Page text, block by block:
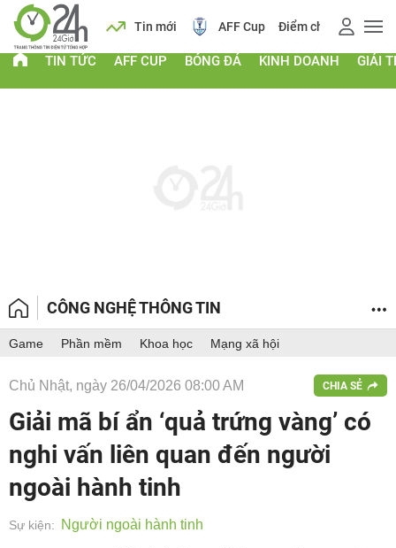
Lịch Tin mới AFF Cup Điểm chuẩn 2026
TIN TỨC AFF CUP BÓNG ĐÁ KINH DOANH GIẢI
CÔNG NGHỆ THÔNG TIN
Game Phần mềm Khoa học Mạng xã hội
Chủ Nhật, ngày 26/04/2026 08:00 AM CHIA SẺ
Giải mã bí ẩn ‘quả trứng vàng’ có
nghi vấn liên quan đến người
ngoài hành tinh
Sự kiện: Người ngoài hành tinh